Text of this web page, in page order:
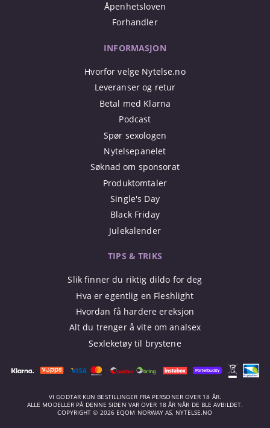
Åpenhetsloven
Forhandler
INFORMASJON
Hvorfor velge Nytelse.no
Leveranser og retur
Betal med Klarna
Podcast
Spør sexologen
Nytelsepanelet
Søknad om sponsorat
Produktomtaler
Single's Day
Black Friday
Julekalender
TIPS & TRIKS
Slik finner du riktig dildo for deg
Hva er egentlig en Fleshlight
Hvordan få hardere ereksjon
Alt du trenger å vite om analsex
Sexleketøy til brystene
VI GODTAR KUN BESTILLINGER FRA PERSONER OVER 18 ÅR.
ALLE MODELLER PÅ DENNE SIDEN VAR OVER 18 ÅR NÅR DE BLE AVBILDET.
COPYRIGHT © 2026 EQOM NORWAY AS, NYTELSE.NO